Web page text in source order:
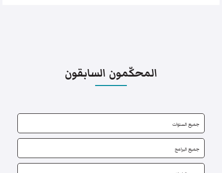
المحكّمون السابقون